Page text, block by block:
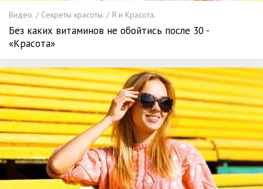
Видео. / Секреты красоты. / Я и Красота.
Без каких витаминов не обойтись после 30 -
«Красота»